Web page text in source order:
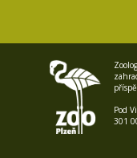
Pod
301